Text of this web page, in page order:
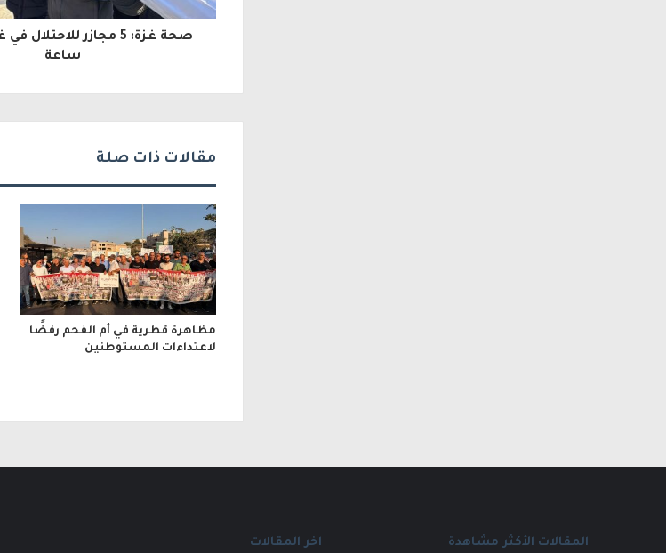
ل
و
ن
ي
ساعة
مقالات ذات صلة
مظاهرة قطرية في أم الفحم رفضًا
لاعتداءات المستوطنين
المقالات الأكثر مشاهدة اخر المقالات